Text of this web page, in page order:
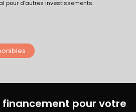
pour d’autres investissements.
financement pour votre